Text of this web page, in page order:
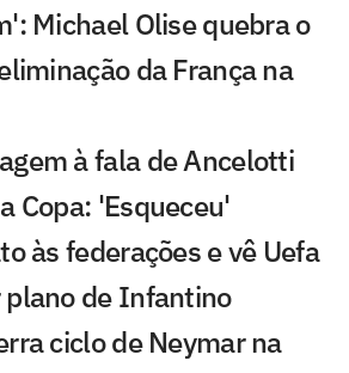
Michael Olise quebra o
da França na
à fala de Ancelotti
Copa: 'Esqueceu'
às federações e vê Uefa
de Infantino
ciclo de Neymar na